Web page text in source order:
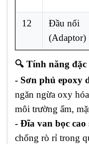
12
Đầu nối
(Adaptor)
🔍 Tính năng đặc
- Sơn phủ epoxy
ngăn ngừa oxy
môi trường ẩm,
- Đĩa van bọc cao
chống rò rỉ trong